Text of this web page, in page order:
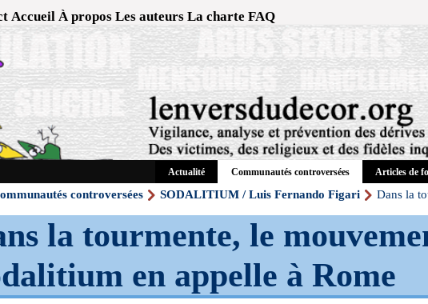
Accueil À propos Les auteurs La charte FAQ
Actualité Communautés controversées Articles de
controversées SODALITIUM / Luis Fernando Figari Dans la
la tourmente, le
en appelle à Rome